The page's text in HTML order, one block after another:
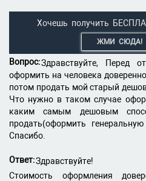
Хочешь получить
ЖМИ СЮДА!
Вопрос:Здравствуйте, Перед
оформить на человека
потом продать мой старый
Что нужно в таком случае
каким самым дешовым
продать(оформить
Спасибо.
Ответ:Здравствуйте!
Стоимость оформления